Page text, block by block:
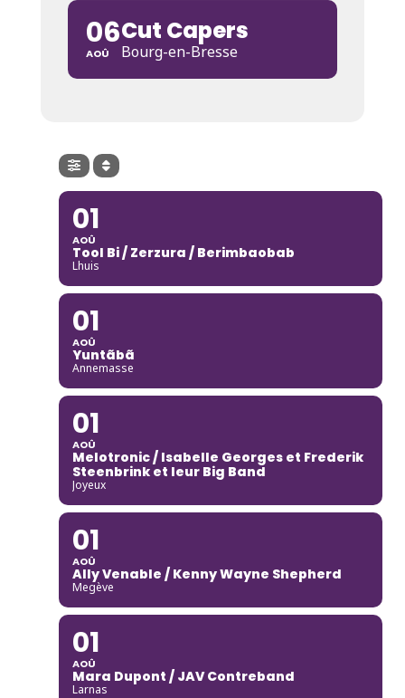
06
AOÛ
Cut Capers
Bourg-en-Bresse
01
AOÛ
Tool Bi / Zerzura / Berimbaobab
Lhuis
01
AOÛ
Yuntãbã
Annemasse
01
AOÛ
Melotronic / Isabelle Georges et Frederik
Steenbrink et leur Big Band
Joyeux
01
AOÛ
Ally Venable / Kenny Wayne Shepherd
Megève
01
AOÛ
Mara Dupont / JAV Contreband
Larnas